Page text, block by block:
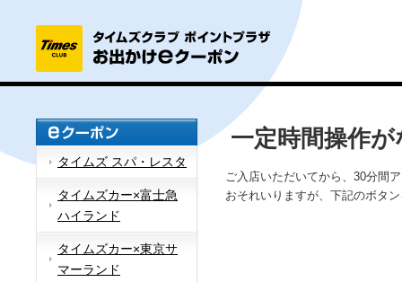
タイムズ スパ・レスタ
タイムズカー×富士急
ハイランド
タイムズカー×東京サ
マーランド
一定時間操作
ご入店いただいてから、30分間
おそれいりますが、下記のボタ